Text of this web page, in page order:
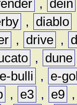
, dein
, diablo
, drive ,
, dune
e-bulli ,
e-
, e3 , e9